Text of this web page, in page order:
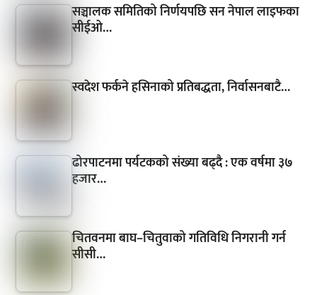
सञ्चालक समितिको निर्णयपछि सन नेपाल लाइफका
सीईओ…
स्वदेश फर्कने हसिनाको प्रतिबद्धता, निर्वासनबाटै…
ढोरपाटनमा पर्यटकको संख्या बढ्दै : एक वर्षमा ३७
हजार…
चितवनमा बाघ–चितुवाको गतिविधि निगरानी गर्न
सीसी…